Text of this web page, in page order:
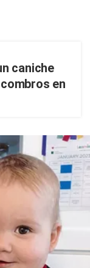
caniche
en